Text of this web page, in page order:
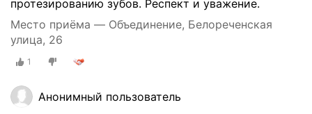
протезированию зубов. Респект и уважение.
Место приёма — Объединение, Белореченская
улица, 26
1
Анонимный пользователь